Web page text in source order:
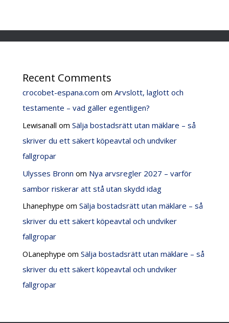
Recent Comments
crocobet-espana.com om Arvslott, laglott och
testamente – vad gäller egentligen?
Lewisanall om Sälja bostadsrätt utan mäklare – så
skriver du ett säkert köpeavtal och undviker
fallgropar
Ulysses Bronn om Nya arvsregler 2027 – varför
sambor riskerar att stå utan skydd idag
Lhanephype om Sälja bostadsrätt utan mäklare – så
skriver du ett säkert köpeavtal och undviker
fallgropar
OLanephype om Sälja bostadsrätt utan mäklare – så
skriver du ett säkert köpeavtal och undviker
fallgropar